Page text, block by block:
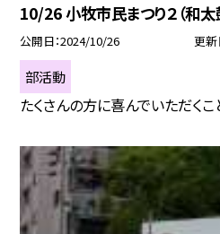
10/26 小牧市民まつり２（和太
公開日 2024/10/26 更新
部活動
たくさんの方に喜んでいただくこ